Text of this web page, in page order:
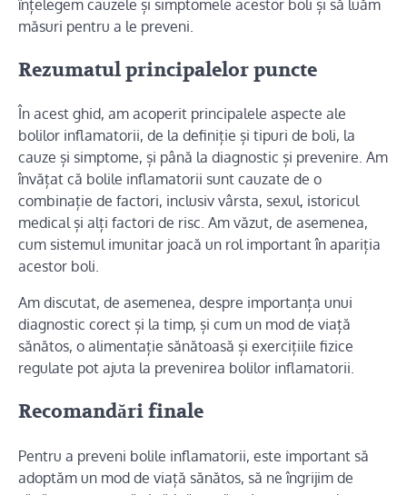
înțelegem cauzele și simptomele acestor boli și să luăm
măsuri pentru a le preveni.
Rezumatul principalelor puncte
În acest ghid, am acoperit principalele aspecte ale
bolilor inflamatorii, de la definiție și tipuri de boli, la
cauze și simptome, și până la diagnostic și prevenire. Am
învățat că bolile inflamatorii sunt cauzate de o
combinație de factori, inclusiv vârsta, sexul, istoricul
medical și alți factori de risc. Am văzut, de asemenea,
cum sistemul imunitar joacă un rol important în apariția
acestor boli.
Am discutat, de asemenea, despre importanța unui
diagnostic corect și la timp, și cum un mod de viață
sănătos, o alimentație sănătoasă și exercițiile fizice
regulate pot ajuta la prevenirea bolilor inflamatorii.
Recomandări finale
Pentru a preveni bolile inflamatorii, este important să
adoptăm un mod de viață sănătos, să ne îngrijim de